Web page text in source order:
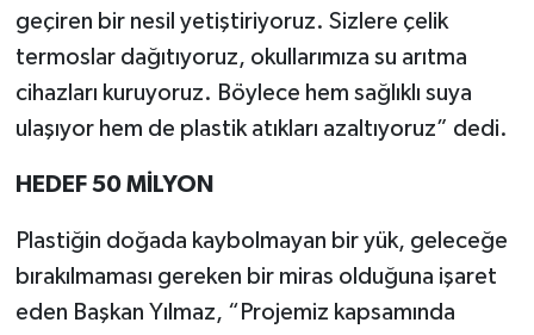
geçiren bir nesil yetiştiriyoruz. Sizlere çelik
termoslar dağıtıyoruz, okullarımıza su arıtma
cihazları kuruyoruz. Böylece hem sağlıklı suya
ulaşıyor hem de plastik atıkları azaltıyoruz” dedi.
HEDEF 50 MİLYON
Plastiğin doğada kaybolmayan bir yük, geleceğe
bırakılmaması gereken bir miras olduğuna işaret
eden Başkan Yılmaz, “Projemiz kapsamında